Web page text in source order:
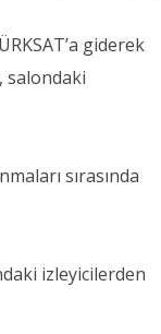
giderek
salondaki
sırasında
izleyicilerden